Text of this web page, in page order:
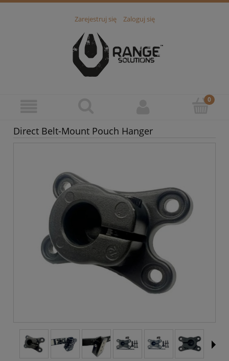
Zarejestruj się Zaloguj się
Direct Belt-Mount Pouch Hanger